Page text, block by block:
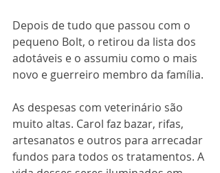
Depois de tudo que passou com o
pequeno Bolt, o retirou da lista dos
adotáveis e o assumiu como o mais
novo e guerreiro membro da família.
As despesas com veterinário são
muito altas. Carol faz bazar, rifas,
artesanatos e outros para arrecadar
fundos para todos os tratamentos. A